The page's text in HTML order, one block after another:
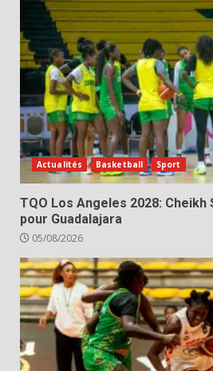
Actualités Basketball Sport
TQO Los Angeles 2028:
pour Guadalajara
05/08/2026